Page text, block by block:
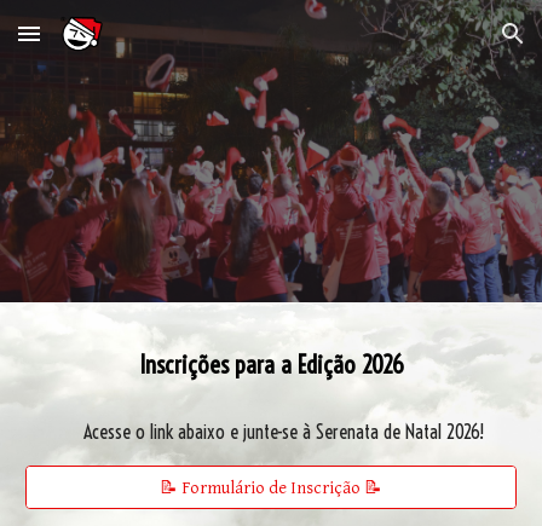
Skip to main content Skip to navigation
Inscrições para a Edição 2026
Acesse o link abaixo e junte-se à Serenata de Natal 2026!
📝 Formulário de Inscrição 📝